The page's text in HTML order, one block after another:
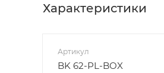
Характеристики
Артикул
BK 62-PL-BOX